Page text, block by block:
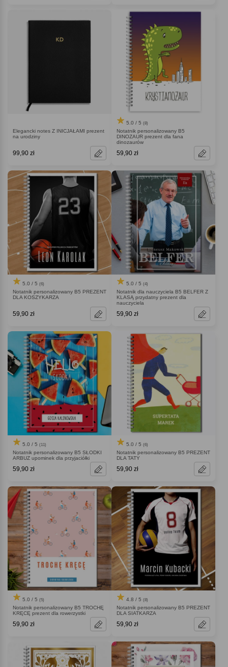
Elegancki notes Z INICJAŁAMI prezent
na urodziny
99,90 zł
5.0 / 5 (8)
Notatnik personalizowany B5
DINOZAUR prezent dla fana
dinozaurów
59,90 zł
5.0 / 5 (6)
Notatnik personalizowany B5 PREZENT
DLA KOSZYKARZA
59,90 zł
5.0 / 5 (4)
Notatnik dla nauczyciela B5 BELFER Z
KLASĄ przydatny prezent dla
nauczyciela
59,90 zł
5.0 / 5 (11)
Notatnik personalizowany B5 SŁODKI
ARBUZ upominek dla przyjaciółki
59,90 zł
5.0 / 5 (6)
Notatnik personalizowany B5 PREZENT
DLA TATY
59,90 zł
5.0 / 5 (5)
Notatnik personalizowany B5 TROCHĘ
KRĘCĘ prezent dla rowerzystki
59,90 zł
4.8 / 5 (8)
Notatnik personalizowany B5 PREZENT
DLA SIATKARZA
59,90 zł